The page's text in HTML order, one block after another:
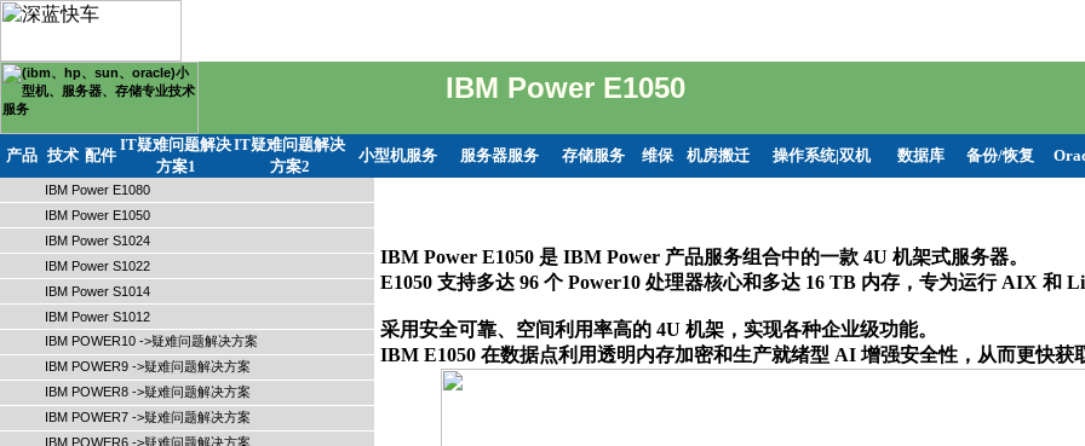
IBM Power E1050
产品 技术 配件
IT疑难问题解决
方案1
IT疑难问题解决
方案2
小型机服务 服务器服务 存储服务 维保 机房搬迁 操作系统|双机 数据库 备份/恢复
IBM Power E1080
IBM Power E1050
IBM Power S1024
IBM Power S1022
IBM Power S1014
IBM Power S1012
IBM POWER10 ->疑难问题解决方案
IBM POWER9 ->疑难问题解决方案
IBM POWER8 ->疑难问题解决方案
IBM POWER7 ->疑难问题解决方案
IBM POWER6 ->疑难问题解决方案
IBM Power E1050 是 IBM Power 产品服务组合中的一款 4U 机架式服务器。
E1050 支持多达 96 个 Power10 处理器核心和多达 16 TB 内存，专为运行 AIX 和
采用安全可靠、空间利用率高的 4U 机架，实现各种企业级功能。